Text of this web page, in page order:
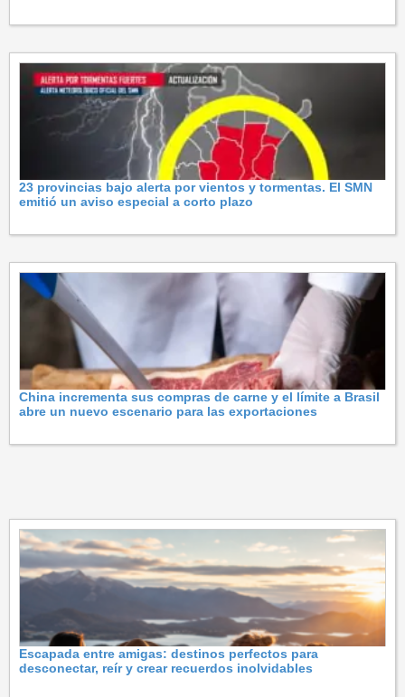
23 provincias bajo alerta por vientos y tormentas. El SMN
emitió un aviso especial a corto plazo
China incrementa sus compras de carne y el límite a Brasil
abre un nuevo escenario para las exportaciones
Escapada entre amigas: destinos perfectos para
desconectar, reír y crear recuerdos inolvidables